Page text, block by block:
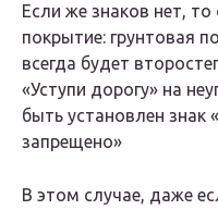
Если же знаков нет,
покрытие: грунтовая
всегда будет
«Уступи дорогу» на
быть установлен знак
запрещено»
В этом случае, даже